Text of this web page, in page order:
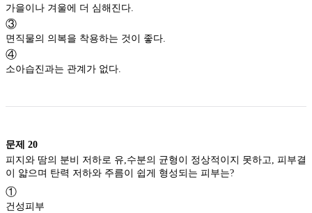
가을이나 겨울에 더 심해진다.
③
면직물의 의복을 착용하는 것이 좋다.
④
소아습진과는 관계가 없다.
문제 20
피지와 땀의 분비 저하로 유,수분의 균형이 정상적이지 못하고, 피부결
①
건성피부